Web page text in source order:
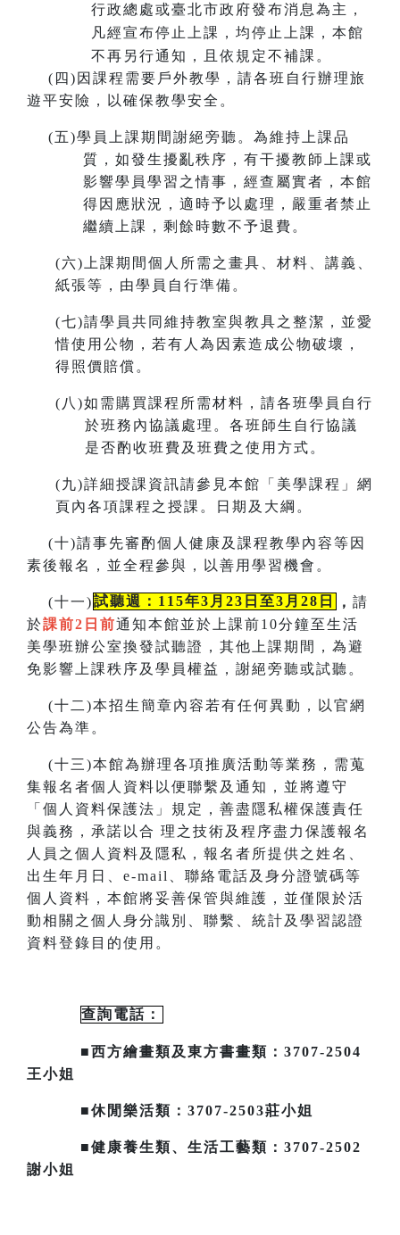
行政總處或臺北市政府發布消息為主，
凡經宣布停止上課，均停止上課，本館
不再另行通知，且依規定不補課。
( 四)因課程需要戶外教學，請各班自行辦理旅
遊平安險，以確保教學安全。
(五)學員上課期間謝絕旁聽。為維持上課品
質，如發生擾亂秩序，有干擾教師上課或
影響學員學習之情事，經查屬實者，本館
得因應狀況，適時予以處理，嚴重者禁止
繼續上課，剩餘時數不予退費。
(六)上課期間個人所需之畫具、材料、講義、
紙張等，由學員自行準備。
(七)請學員共同維持教室與教具之整潔，並愛
惜使用公物，若有人為因素造成公物破壞，
得照價賠償。
( 八)如需購買課程所需材料，請各班學員自行
於班務內協議處理。各班師生自行協議
是否酌收班費及班費之使用方式。
(九)詳細授課資訊請參見本館「美學課程」網
頁內各項課程之授課。
日期及大綱。
(十)請事先審酌個人健康及課程教學內容等因
素後報名，並全程參與，以善用學習機會。
(十一)試聽週：115年3月23日至3月28日 ， 請
於課前2日前通知本館並於上課前10分鐘至生活
美學班辦公室換發試聽證， 其他上課期間，為避
免影響上課秩序及學員權益，謝絕旁聽或試聽。
(十二)本招生簡章內容若有任何異動 ，
以官網
公告為準。
(十三)本館為辦理各項推廣活動等業務，需蒐
集報名者個人資料以便聯繫及通知，並將遵守
「個人資料保護法」規定，善盡隱私權保護責任
與義務，承諾以合 理之技術及程序盡力保護報名
人員之個人資料及隱私，報名者所提供之姓名、
出生年月日、 e-mail
、聯絡電話及身分證號碼等
個人資料，本館將妥善保管與維護，並僅限於活
動相關之個人身分識別、聯繫、統計及 學習認證
資料登錄目的使用。
查詢電話：
■西方繪畫類及東方書畫類：3707-2504
王小姐
■休閒樂活類：3707-2503莊小姐
■健康養生類、生活工藝類：3707-2502
謝小姐